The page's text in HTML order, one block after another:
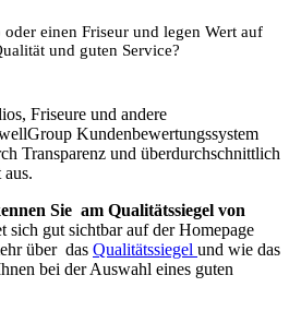
einen Friseur und legen Wert auf
und guten Service?
Friseure und andere
Kundenbewertungssystem
Transparenz und überdurchschnittlich
Sie am Qualitätssiegel von
sich gut sichtbar auf der Homepage
über das Qualitätssiegel und wie das
bei der Auswahl eines guten